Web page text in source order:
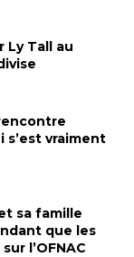
Ly Tall au
s’est vraiment
sa famille
que les
l’OFNAC